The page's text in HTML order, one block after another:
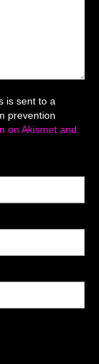
is sent to a
prevention
on Akismet and